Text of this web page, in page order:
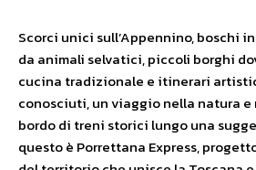
Scorci unici sull’Appennino, boschi
da animali selvatici, piccoli borghi
cucina tradizionale e itinerari
conosciuti, un viaggio nella natura e
bordo di treni storici lungo una
questo è Porrettana Express,